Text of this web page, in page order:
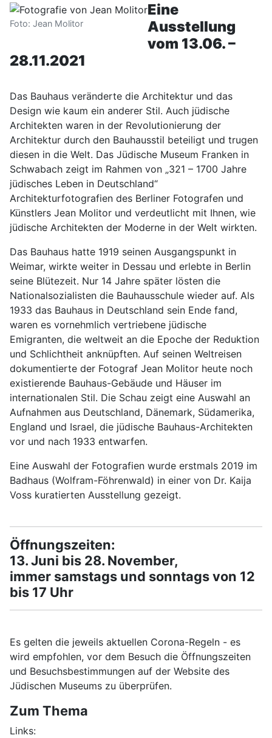
Foto: Jean Molitor
Eine
Ausstellung
vom 13.06. –
28.11.2021
Das Bauhaus veränderte die Architektur und das
Design wie kaum ein anderer Stil. Auch jüdische
Architekten waren in der Revolutionierung der
Architektur durch den Bauhausstil beteiligt und trugen
diesen in die Welt. Das Jüdische Museum Franken in
Schwabach zeigt im Rahmen von „321 – 1700 Jahre
jüdisches Leben in Deutschland“
Architekturfotografien des Berliner Fotografen und
Künstlers Jean Molitor und verdeutlicht mit Ihnen, wie
jüdische Architekten der Moderne in der Welt wirkten.
Das Bauhaus hatte 1919 seinen Ausgangspunkt in
Weimar, wirkte weiter in Dessau und erlebte in Berlin
seine Blütezeit. Nur 14 Jahre später lösten die
Nationalsozialisten die Bauhausschule wieder auf. Als
1933 das Bauhaus in Deutschland sein Ende fand,
waren es vornehmlich vertriebene jüdische
Emigranten, die weltweit an die Epoche der Reduktion
und Schlichtheit anknüpften. Auf seinen Weltreisen
dokumentierte der Fotograf Jean Molitor heute noch
existierende Bauhaus-Gebäude und Häuser im
internationalen Stil. Die Schau zeigt eine Auswahl an
Aufnahmen aus Deutschland, Dänemark, Südamerika,
England und Israel, die jüdische Bauhaus-Architekten
vor und nach 1933 entwarfen.
Eine Auswahl der Fotografien wurde erstmals 2019 im
Badhaus (Wolfram-Föhrenwald) in einer von Dr. Kaija
Voss kuratierten Ausstellung gezeigt.
Öffnungszeiten:
13. Juni bis 28. November,
immer samstags und sonntags von 12
bis 17 Uhr
Es gelten die jeweils aktuellen Corona-Regeln - es
wird empfohlen, vor dem Besuch die Öffnungszeiten
und Besuchsbestimmungen auf der Website des
Jüdischen Museums zu überprüfen.
Zum Thema
Links: